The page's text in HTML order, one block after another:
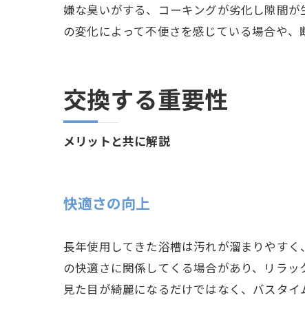
嫌な臭いがする、コーキングが劣化し隙間
の変化によって不便さを感じている場合や
交換する重要性
メリットと共に解説
快適さの向上
長年使用してきた浴槽は汚れが溜まりやす
の快適さに関係してくる場合があり、リラ
見た目が綺麗になるだけではなく、バスタ